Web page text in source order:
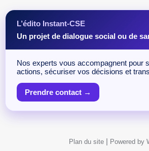
L’édito Instant-CSE
Un projet de dialogue social ou de
Nos experts vous accompagnent pour
actions, sécuriser vos décisions et
Prendre contact →
Plan du site | Powered by